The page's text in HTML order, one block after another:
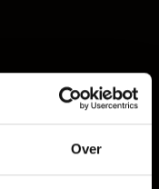
Over
TOON MEER